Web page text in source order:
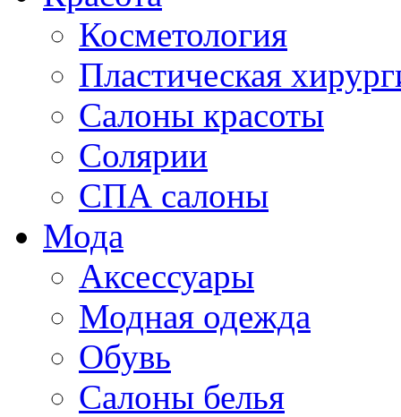
Косметология
Пластическая
Салоны красоты
Солярии
СПА салоны
Мода
Аксессуары
Модная одежда
Обувь
Салоны белья